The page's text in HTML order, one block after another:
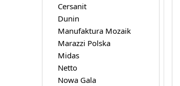
Cersanit
Dunin
Manufaktura Mozaik
Marazzi Polska
Midas
Netto
Nowa Gala